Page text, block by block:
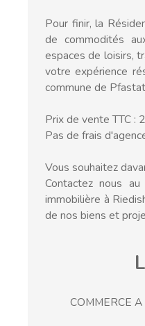
Pour finir, la
de commodités
espaces de loisirs,
votre expérience
commune de
Prix de vente TTC :
Pas de frais
Vous souhaitez
Contactez nous
immobilière à
de nos biens et
COMMERCE